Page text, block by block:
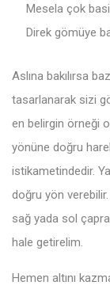
Mesela çok
Direk gömüye
Aslına bakılırsa
tasarlanarak sizi
en belirgin örneği
yönüne doğru
istikametindedir.
doğru yön
sağ yada sol
hale getirelim.
Hemen altını